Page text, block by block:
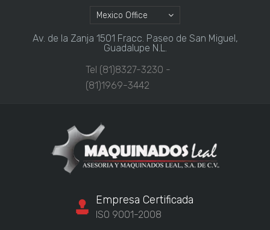
Mexico Office
Av. de la Zanja 1501 Fracc. Paseo de San Miguel,
Guadalupe N.L.
Tel (81)8327-3230 -
(81)1969-3442
Empresa Certificada
ISO 9001-2008